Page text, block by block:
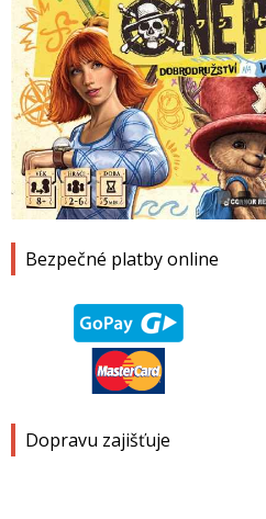
Bezpečné platby online
Dopravu zajišťuje